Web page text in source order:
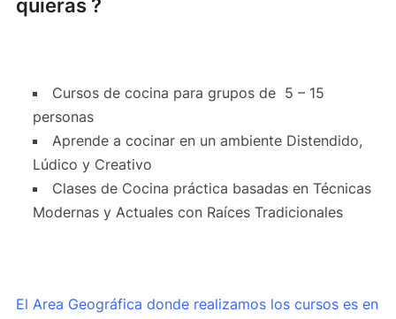
quieras ?
Cursos de cocina para grupos de 5 – 15
personas
Aprende a cocinar en un ambiente Distendido,
Lúdico y Creativo
Clases de Cocina práctica basadas en Técnicas
Modernas y Actuales con Raíces Tradicionales
El Area Geográfica donde realizamos los cursos es en